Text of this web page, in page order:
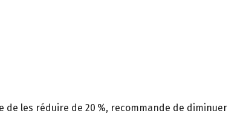
les réduire de 20 %, recommande de diminuer